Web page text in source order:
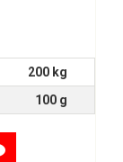
200 kg
100 g